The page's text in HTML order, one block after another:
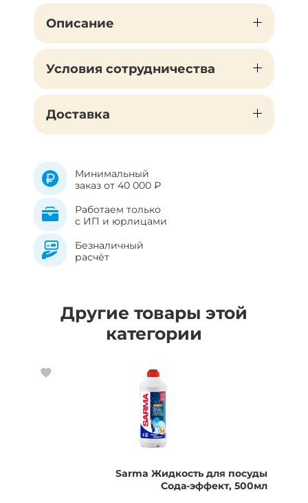
Описание
Условия сотрудничества
Доставка
Минимальный
заказ от 40 000 ₽
Работаем только
с ИП и юрлицами
Безналичный
расчёт
Другие товары этой
категории
Sarma Жидкость для посуды
Сода-эффект, 500мл